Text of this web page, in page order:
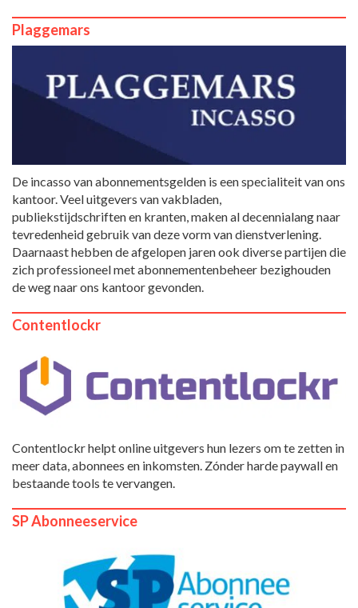
Plaggemars
De incasso van abonnementsgelden is een specialiteit van ons
kantoor. Veel uitgevers van vakbladen,
publiekstijdschriften en kranten, maken al decennialang naar
tevredenheid gebruik van deze vorm van dienstverlening.
Daarnaast hebben de afgelopen jaren ook diverse partijen die
zich professioneel met abonnementenbeheer bezighouden
de weg naar ons kantoor gevonden.
Contentlockr
Contentlockr helpt online uitgevers hun lezers om te zetten in
meer data, abonnees en inkomsten. Zónder harde paywall en
bestaande tools te vervangen.
SP Abonneeservice